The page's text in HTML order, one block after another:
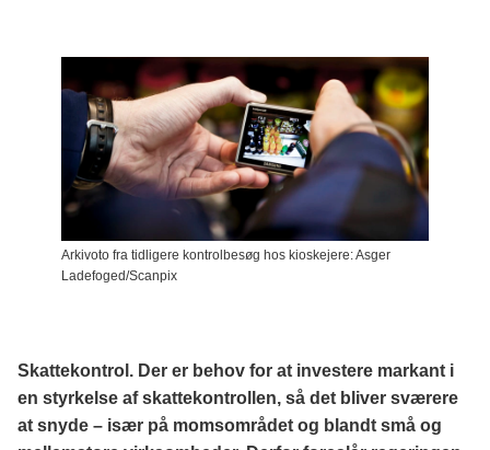
Arkivoto fra tidligere kontrolbesøg hos kioskejere: Asger
Ladefoged/Scanpix
Skattekontrol. Der er behov for at investere markant i
en styrkelse af skattekontrollen, så det bliver sværere
at snyde – især på momsområdet og blandt små og